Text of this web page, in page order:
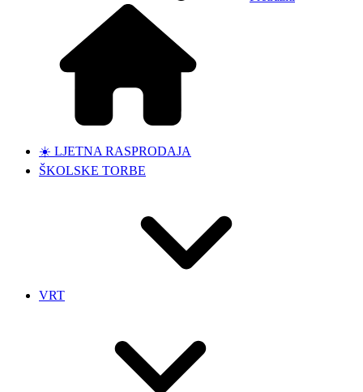
☀️ LJETNA RASPRODAJA
ŠKOLSKE TORBE
VRT